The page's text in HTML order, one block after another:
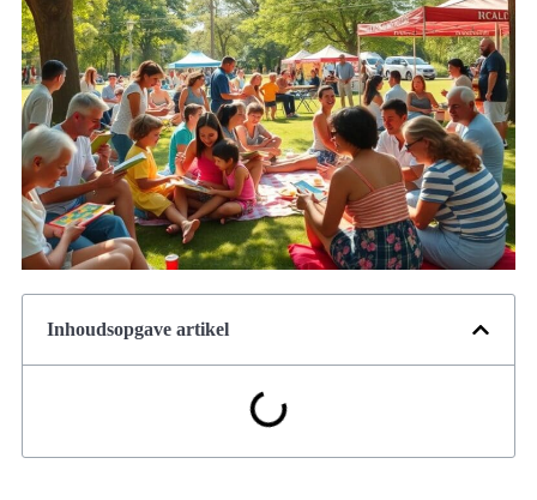
Inhoudsopgave artikel